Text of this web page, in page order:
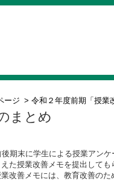
ージ > 令和２年度前期「授業
まとめ
期末に学生による授業アンケ
た授業改善メモを提出しても
改善メモには、教育改善のた